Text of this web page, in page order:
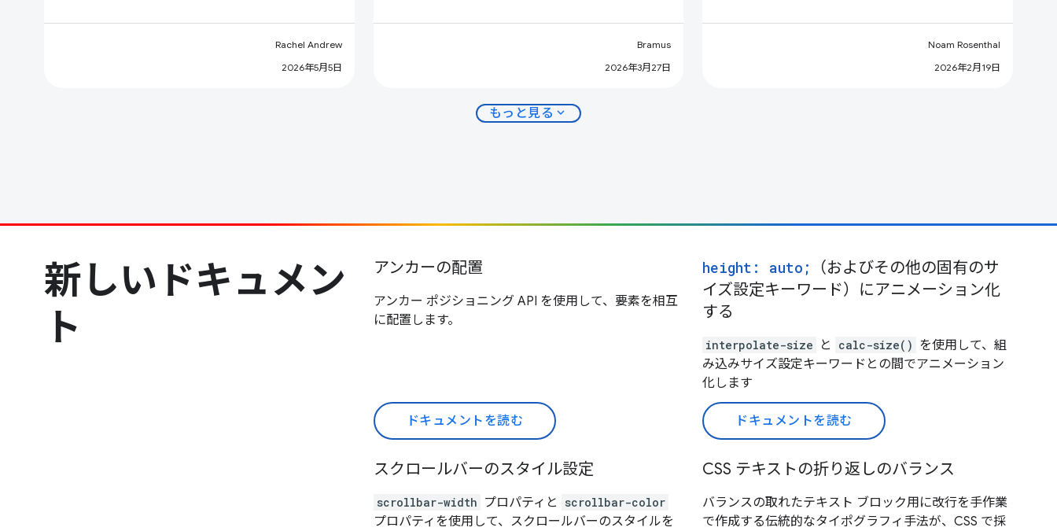
Rachel Andrew
2026年5月5日
Bramus
2026年3月27日
Noam Rosenthal
2026年2月19日
もっと見る expand_more
新しいドキュメン
ト
アンカーの配置
アンカー ポジショニング API を使用して、要素を相互
に配置します。
ドキュメントを読む
height: auto;
（およびその他の固有のサ
イズ設定キーワード）にアニメーション化
する
interpolate-size と calc-size() を使用して、組
み込みサイズ設定キーワードとの間でアニメーション
化します
ドキュメントを読む
スクロールバーのスタイル設定
scrollbar-width プロパティと scrollbar-color
プロパティを使用して、スクロールバーのスタイルを
CSS テキストの折り返しのバランス
バランスの取れたテキスト ブロック用に改行を手作業
で作成する伝統的なタイポグラフィ手法が、CSS で採